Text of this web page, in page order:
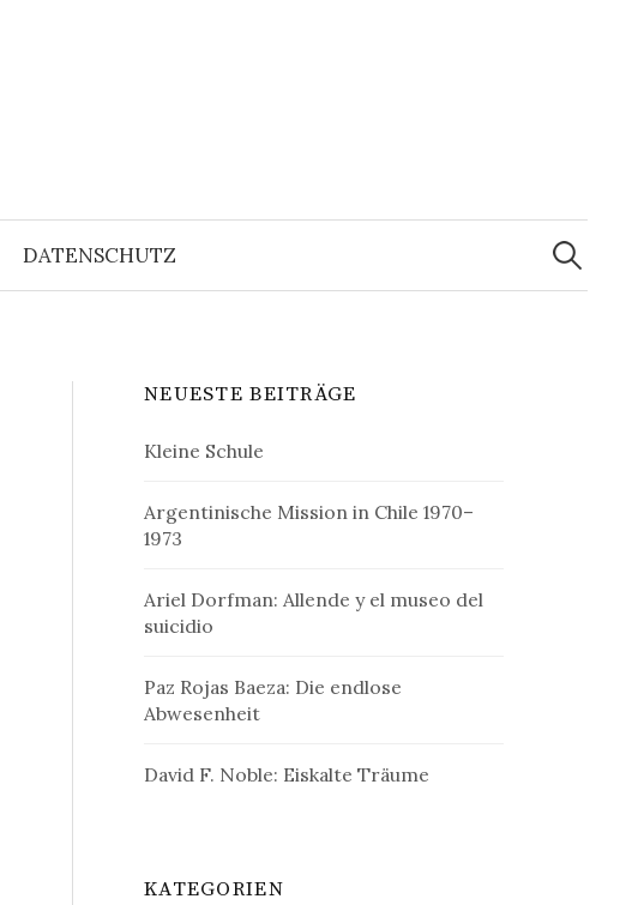
DATENSCHUTZ
Suchen
nach:
NEUESTE BEITRÄGE
Kleine Schule
Argentinische Mission in Chile 1970–
1973
Ariel Dorfman: Allende y el museo del
suicidio
Paz Rojas Baeza: Die endlose
Abwesenheit
David F. Noble: Eiskalte Träume
KATEGORIEN